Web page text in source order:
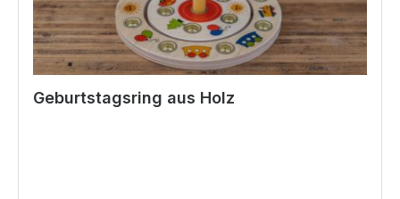
Geburtstagsring aus Holz